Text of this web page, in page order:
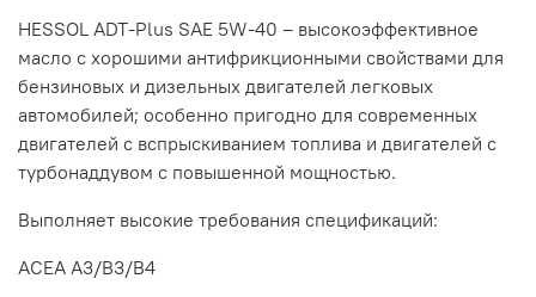
HESSOL ADT-Plus SAE 5W-40 – высокоэффективное
масло с хорошими антифрикционными свойствами для
бензиновых и дизельных двигателей легковых
автомобилей; особенно пригодно для современных
двигателей с вспрыскиванием топлива и двигателей с
турбонаддувом с повышенной мощностью.
Выполняет высокие требования спецификаций:
ACEA A3/B3/B4